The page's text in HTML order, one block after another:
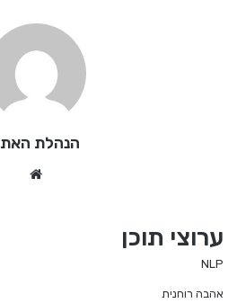
הנהלת
ערוצי תוכן
NLP
אהבה רוחנית